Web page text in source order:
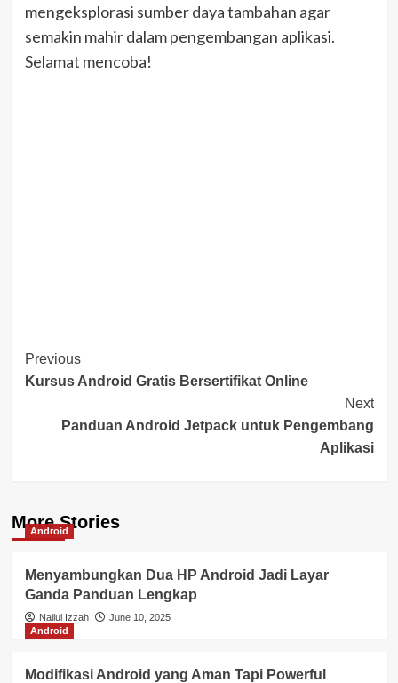
mengeksplorasi sumber daya tambahan agar
semakin mahir dalam pengembangan aplikasi.
Selamat mencoba!
Post
Navigation
Previous
Kursus Android Gratis Bersertifikat Online
Next
Panduan Android Jetpack untuk Pengembang
Aplikasi
More Stories
Android
Menyambungkan Dua HP Android Jadi Layar
Ganda Panduan Lengkap
Nailul Izzah
June 10, 2025
Android
Modifikasi Android yang Aman Tapi Powerful